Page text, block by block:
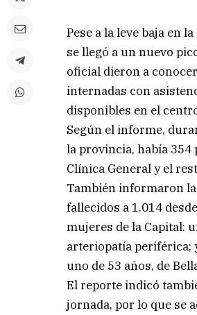
Pese a la leve baja en
se llegó a un nuevo
oficial dieron a
internadas con
disponibles en el
Según el informe,
la provincia, había 354
Clínica General y el
También informaron
fallecidos a 1.014
mujeres de la Capital:
arteriopatía periférica;
uno de 53 años, de
El reporte indicó
jornada, por lo que se